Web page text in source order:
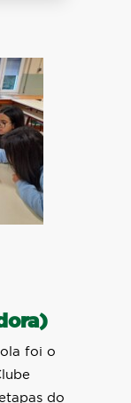
foi o
do